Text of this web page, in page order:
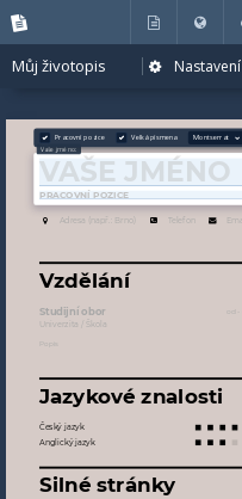
Pracovní pozice Velká písmena Montserrat
Vzdělání
Jazykové znalosti
Český jazyk
Anglický jazyk
Silné stránky
Můj životopis Nastavení